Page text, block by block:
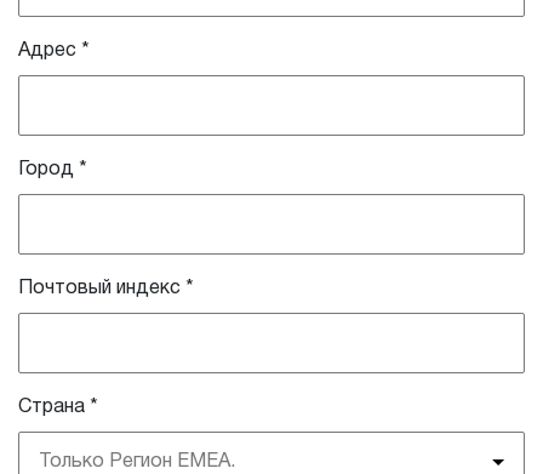
Адрес *
Город *
Почтовый индекс *
Страна *
Только Регион EMEA.